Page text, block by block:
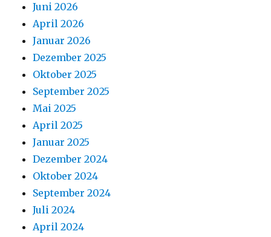
Juni 2026
April 2026
Januar 2026
Dezember 2025
Oktober 2025
September 2025
Mai 2025
April 2025
Januar 2025
Dezember 2024
Oktober 2024
September 2024
Juli 2024
April 2024